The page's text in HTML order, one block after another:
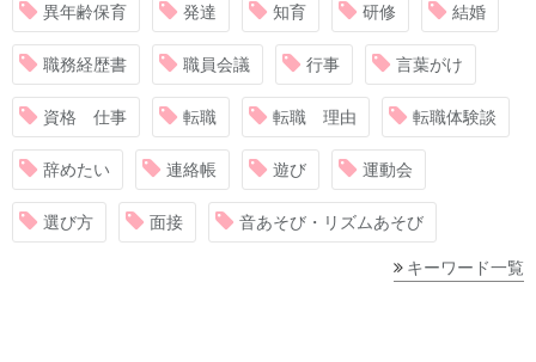
異年齢保育 発達 知育 研修 結婚
職務経歴書 職員会議 行事 言葉がけ
資格 仕事 転職 転職 理由 転職体験談
辞めたい 連絡帳 遊び 運動会
選び方 面接 音あそび・リズムあそび
キーワード一覧